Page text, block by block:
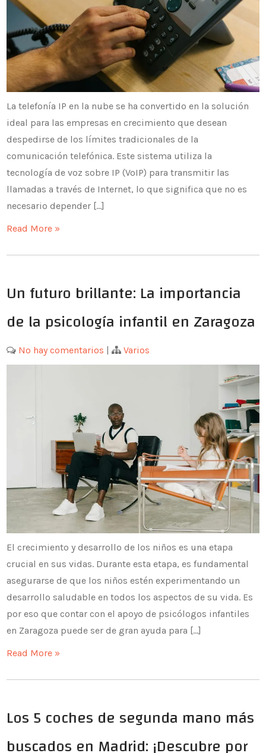
La telefonía IP en la nube se ha convertido en la solución
ideal para las empresas en crecimiento que desean
despedirse de los límites tradicionales de la
comunicación telefónica. Este sistema utiliza la
tecnología de voz sobre IP (VoIP) para transmitir las
llamadas a través de Internet, lo que significa que no es
necesario depender […]
Read More »
Un futuro brillante: La importancia
de la psicología infantil en Zaragoza
No hay comentarios | Varios
El crecimiento y desarrollo de los niños es una etapa
crucial en sus vidas. Durante esta etapa, es fundamental
asegurarse de que los niños estén experimentando un
desarrollo saludable en todos los aspectos de su vida. Es
por eso que contar con el apoyo de psicólogos infantiles
en Zaragoza puede ser de gran ayuda para […]
Read More »
Los 5 coches de segunda mano más
buscados en Madrid: ¡Descubre por